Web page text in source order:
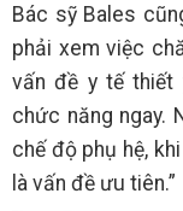
Bác sỹ Bales
phải xem việc
vấn đề y tế thiết
chức năng ngay.
chế độ phụ hệ,
là vấn đề ưu tiên.”